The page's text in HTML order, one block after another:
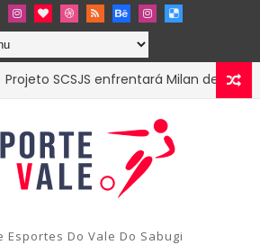
SCSJS enfrentará Milan de Assunção
Esportes Do Vale Do Sabugi